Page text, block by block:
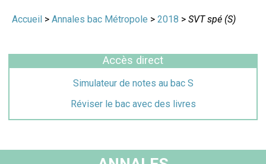
Accueil > Annales bac Métropole > 2018 > SVT spé (S)
Accès direct
Simulateur de notes au bac S
Réviser le bac avec des livres